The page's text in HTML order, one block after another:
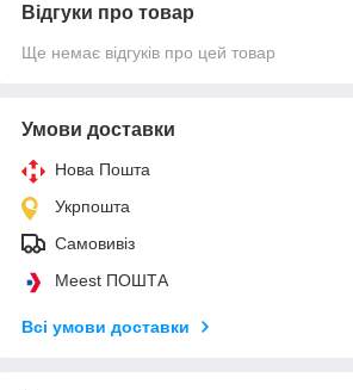
Відгуки про товар
Ще немає відгуків про цей товар
Умови доставки
Нова Пошта
Укрпошта
Самовивіз
Meest ПОШТА
Всі умови доставки